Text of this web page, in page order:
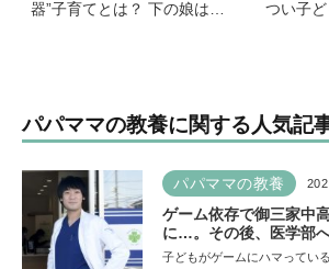
器”子育てとは？ 下の娘は小
つい子ど
先生の
パパママの教養に関する人気記
パパママの教養
ゲーム依存で御三家中
に…。その後、医学部
師が断言「ゲームの経
子どもがゲームにハマってい